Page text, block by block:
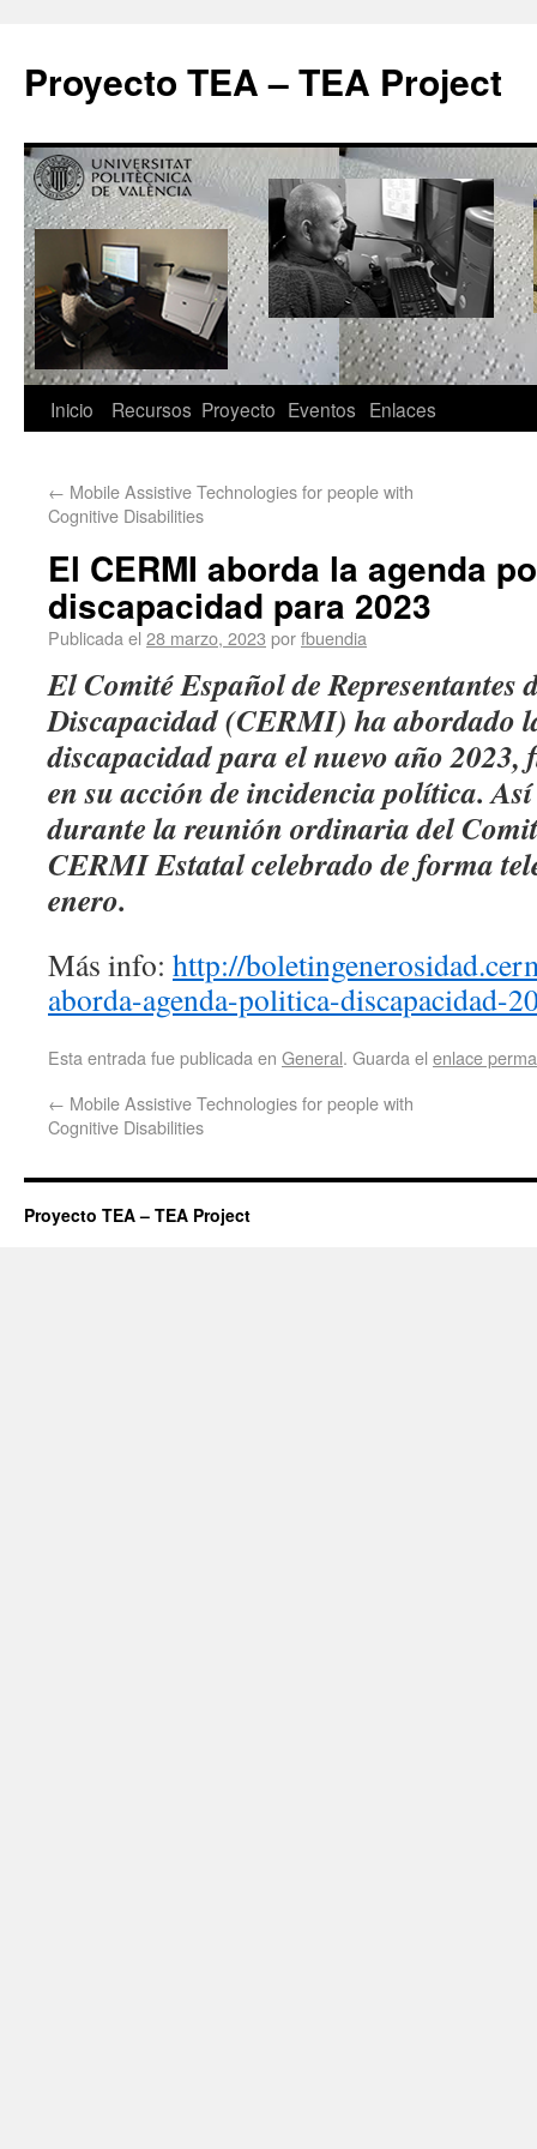
Proyecto TEA – TEA Project
Inicio Recursos Proyecto Eventos Enlaces
← Mobile Assistive Technologies for people with
Cognitive Disabilities
El CERMI aborda la agenda
discapacidad para 2023
Publicada el 28 marzo, 2023 porfbuendia
El Comité Español de Representantes
Discapacidad (CERMI) ha abordado
discapacidad para el nuevo año
en su acción de incidencia política.
durante la reunión ordinaria del
CERMI Estatal celebrado de forma
enero.
Más info: http://
aborda-agenda-politica-discapacidad-
Esta entrada fue publicada en General. Guarda el enlace
← Mobile Assistive Technologies for people with
Cognitive Disabilities
Proyecto TEA – TEA Project